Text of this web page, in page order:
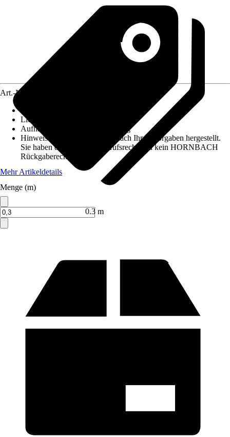
Verkauf durch:HORNBACH
Art.-Nr.
Lichtdurchlässigkeit
Aufhängungsart
Klettbefestigung
Hinweis: Dieser Artikel wird nach Ihren Vorgaben hergestellt.
Sie haben daher kein Widerrufsrecht und kein HORNBACH
Rückgaberecht.
Mehr Artikeldetails
Menge (m)
0.3 m